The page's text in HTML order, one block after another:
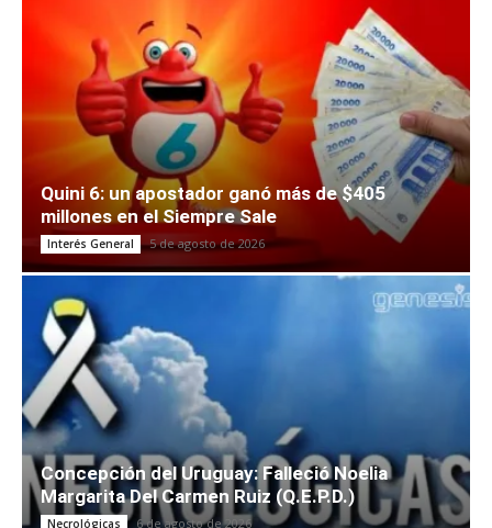
Quini 6: un apostador ganó más de $405
millones en el Siempre Sale
Interés General 5 de agosto de 2026
Concepción del Uruguay: Falleció Noelia
Margarita Del Carmen Ruiz (Q.E.P.D.)
Necrológicas 6 de agosto de 2026